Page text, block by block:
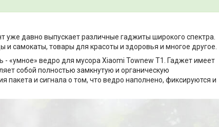
уже давно выпускает различные гаджиты широкого спектра.
самокаты, товары для красоты и здоровья и многое другое.
- «умное» ведро для мусора Xiaomi Townew T1. Гаджет имеет
собой полностью замкнутую и органическую
пакета и сигнала о том, что ведро наполнено, фиксируются и